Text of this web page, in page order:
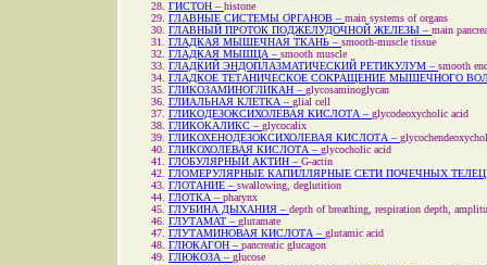
ГИСТОН – histone
ГЛАВНЫЕ СИСТЕМЫ О́РГАНОВ – main systems of organs
ГЛАВНЫЙ ПРОТОК ПОДЖЕЛУДОЧНОЙ ЖЕЛЕЗЫ – main
ГЛАДКАЯ МЫШЕЧНАЯ ТКАНЬ – smooth-muscle tissue
ГЛАДКАЯ МЫШЦА – smooth muscle
ГЛАДКИЙ ЭНДОПЛАЗМАТИЧЕСКИЙ РЕТИКУЛУМ – smooth
ГЛАДКОЕ ТЕТАНИЧЕСКОЕ СОКРАЩЕНИЕ МЫШЕЧНОГО
ГЛИКОЗАМИНОГЛИКАН – glycosaminoglycan
ГЛИАЛЬНАЯ КЛЕТКА – glial cell
ГЛИКОДЕЗОКСИХОЛЕВАЯ КИСЛОТА – glycodeoxycholic acid
ГЛИКОКАЛИКС – glycocalix
ГЛИКОХЕНОДЕЗОКСИХОЛЕВАЯ КИСЛОТА –
ГЛИКОХОЛЕВАЯ КИСЛОТА – glycocholic acid
ГЛОБУЛЯРНЫЙ АКТИН – G-actin
ГЛОМЕРУЛЯРНЫЕ КАПИЛЛЯРНЫЕ СЕТИ ПОЧЕЧНЫХ
ГЛОТАНИЕ – swallowing, deglutition
ГЛОТКА – pharynx
ГЛУБИНА ДЫХАНИЯ – depth of breathing, respiration depth,
ГЛУТАМАТ – glutamate
ГЛУТАМИНОВАЯ КИСЛОТА – glutamic acid
ГЛЮКАГОН – pancreatic glucagon
ГЛЮКОЗА – glucose